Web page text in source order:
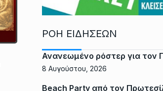
ΡΟΗ ΕΙΔΗΣΕΩΝ
Ανανεωμένο ρόστερ για τον
8 Αυγούστου, 2026
Beach Party από τον